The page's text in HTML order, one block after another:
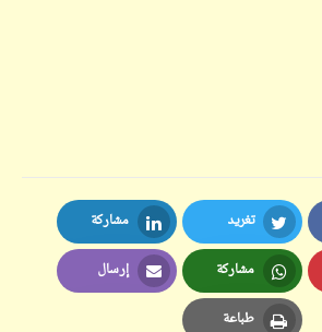
تغريد
Twitter
مشاركة
LinkedIn
مشاركة
Whatsapp
إرسال
Email
طباعة